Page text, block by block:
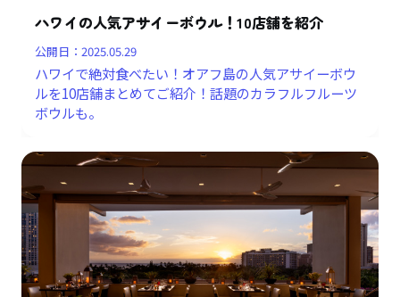
ハワイの人気アサイーボウル！10店舗を紹介
公開日：2025.05.29
ハワイで絶対食べたい！オアフ島の人気アサイーボウ
ルを10店舗まとめてご紹介！話題のカラフルフルーツ
ボウルも。